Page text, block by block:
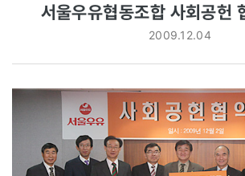
서울우유협동조합 사회공헌
2009.12.04